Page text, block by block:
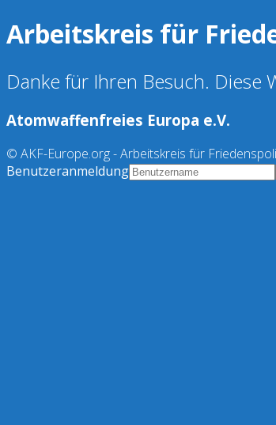
Arbeitskreis für
Danke für Ihren Besuch. Diese
Atomwaffenfreies Europa e.V.
© AKF-Europe.org - Arbeitskreis für
Benutzeranmeldung